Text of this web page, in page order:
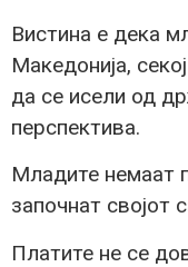
Вистина е дека
Македонија,
да се исели од
перспектива.
Младите немаат
започнат својот
Платите не се